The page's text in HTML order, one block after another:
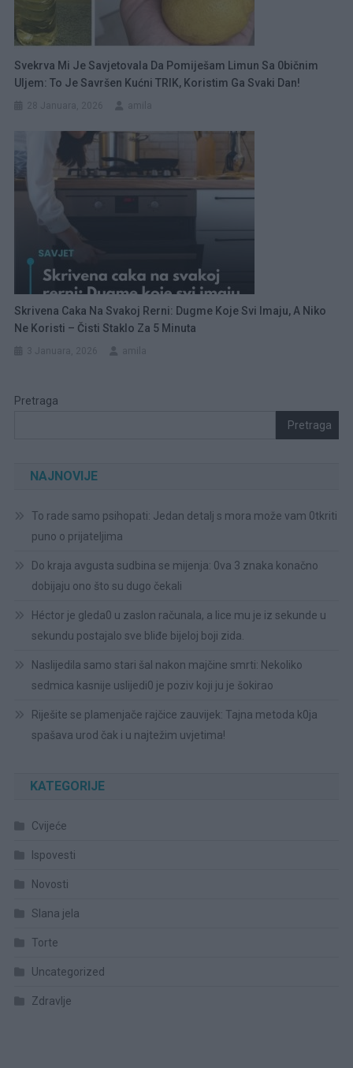
Svekrva Mi Je Savjetovala Da Pomiješam Limun Sa 0bičnim
Uljem: To Je Savršen Kućni TRIK, Koristim Ga Svaki Dan!
Skrivena Caka Na Svakoj Rerni: Dugme Koje Svi Imaju, A Niko
Ne Koristi – Čisti Staklo Za 5 Minuta
Pretraga
Pretraga
NAJNOVIJE
To rade samo psihopati: Jedan detalj s mora može vam 0tkriti
puno o prijateljima
Do kraja avgusta sudbina se mijenja: 0va 3 znaka konačno
dobijaju ono što su dugo čekali
Héctor je gleda0 u zaslon računala, a lice mu je iz sekunde u
sekundu postajalo sve bliđe bijeloj boji zida.
Naslijedila samo stari šal nakon majčine smrti: Nekoliko
sedmica kasnije uslijedi0 je poziv koji ju je šokirao
Riješite se plamenjače rajčice zauvijek: Tajna metoda k0ja
spašava urod čak i u najtežim uvjetima!
KATEGORIJE
Cvijeće
Ispovesti
Novosti
Slana jela
Torte
Uncategorized
Zdravlje